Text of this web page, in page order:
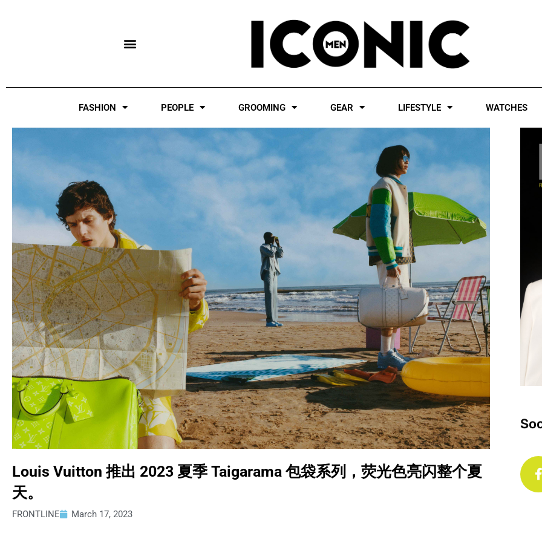
FASHION PEOPLE GROOMING GEAR LIFESTYLE WATCHES
Louis Vuitton 推出 2023 夏季 Taigarama 包袋系列，荧光色亮闪整个夏
天。
FRONTLINE March 17, 2023
c